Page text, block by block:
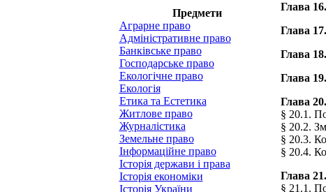
Предмети
Аграрне право
Адміністративне право
Банківське право
Господарське право
Екологічне право
Екологія
Етика та Естетика
Житлове право
Журналістика
Земельне право
Інформаційне право
Історія держави і права
Історія економіки
Історія України
Глава
Глава
Глава
Глава
Глава
§ 20.1.
§ 20.2.
§ 20.3.
§ 20.4.
Глава
§ 21.1.